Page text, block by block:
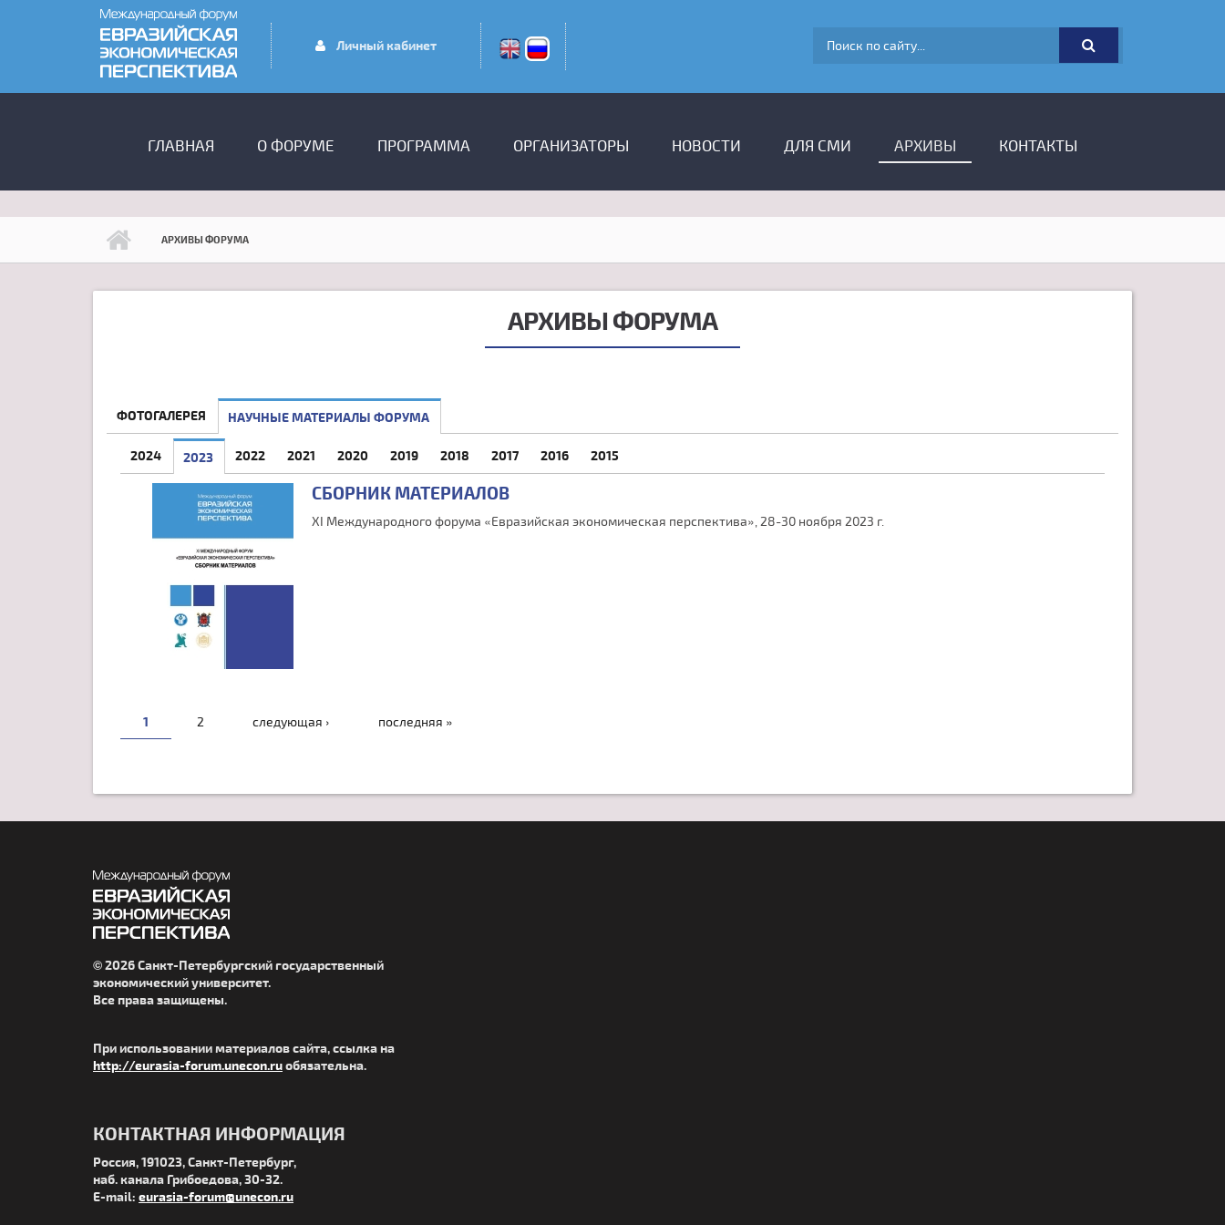
Перейти к основному содержанию
Личный кабинет ФОРМА ПОИСКА
ГЛАВНОЕ МЕНЮ
ГЛАВНАЯ О ФОРУМЕ ПРОГРАММА ОРГАНИЗАТОРЫ НОВОСТИ ДЛЯ СМИ АРХИВЫ КОНТАКТЫ
АРХИВЫ ФОРУМА
АРХИВЫ ФОРУМА
ФОТОГАЛЕРЕЯ НАУЧНЫЕ МАТЕРИАЛЫ ФОРУМА
2024 2023 (АКТИВНАЯ ВКЛАДКА)
2022 2021 2020 2019 2018 2017 2016 2015
СБОРНИК МАТЕРИАЛОВ
XI Международного форума «Евразийская экономическая перспектива», 28-30 ноября 2023 г.
СТРАНИЦЫ
1 2 следующая › последняя »
© 2026 Санкт-Петербургский государственный
экономический университет.
Все права защищены.
При использовании материалов сайта, ссылка на
http://eurasia-forum.unecon.ruобязательна.
КОНТАКТНАЯ ИНФОРМАЦИЯ
Россия, 191023, Санкт-Петербург,
наб. канала Грибоедова, 30-32.
E-mail: eurasia-forum@unecon.ru